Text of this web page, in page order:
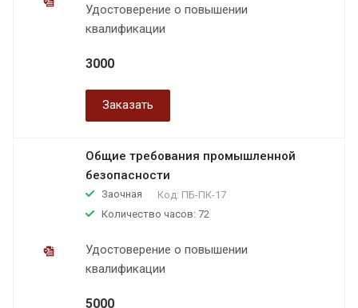
Удостоверение о повышении
квалификации
3000
Заказать
Общие требования промышленной
безопасности
Заочная Код: ПБ-ПК-17
Количество часов: 72
Удостоверение о повышении
квалификации
5000